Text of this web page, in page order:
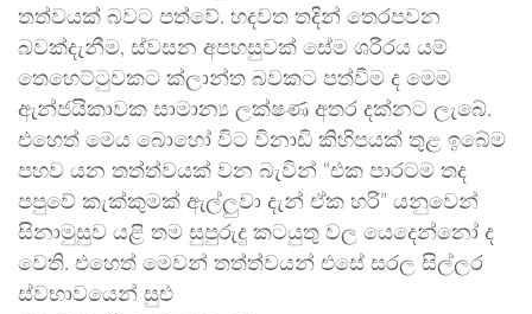
තත්වයක් බවට පත්වේ. හදවත තදින් තෙරපවන
බවක්දැනීම, ස්වසන අපහසුවක් සේම ශරීරය යම්
තෙහෙට්ටුවකට ක්ලාන්ත බවකට පත්වීම ද මෙම
ඇන්ජයිකාවක සාමාන්‍ය ලක්ෂණ අතර දක්නට ලැබේ.
එහෙත් මෙය බොහෝ විට විනාඩි කිහිපයක් තුළ ඉබේම
පහව යන තත්ත්වයක් වන බැවින් “එක පාරටම තද
පපුවේ කැක්කුමක් ඇල්ලුවා දැන් ඒක හරි” යනුවෙන්
සිනාමුසුව යළි තම සුපුරුදු කටයුතු වල යෙදෙන්නෝ ද
වෙති. එහෙත් මෙවන් තත්ත්වයන් එසේ සරල සිල්ලර
ස්වභාවයෙන් සුළු